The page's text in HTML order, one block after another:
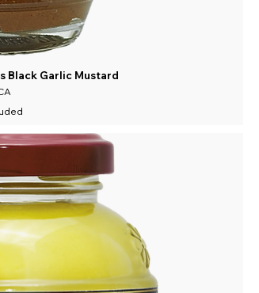
Black Garlic Mustard